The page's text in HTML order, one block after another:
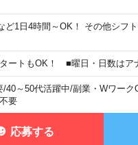
1日4時間～OK！ その他シフ
ートもOK！ ■曜日・日数はア
/40～50代活躍中/副業・Wワーク
要
応募する